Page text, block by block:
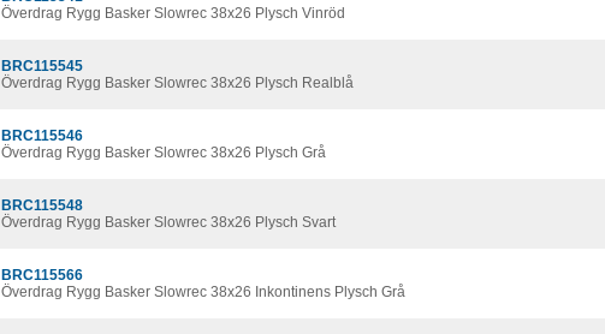
Överdrag Rygg Basker Slowrec 38x26 Plysch Vinröd
BRC115545
Överdrag Rygg Basker Slowrec 38x26 Plysch Realblå
BRC115546
Överdrag Rygg Basker Slowrec 38x26 Plysch Grå
BRC115548
Överdrag Rygg Basker Slowrec 38x26 Plysch Svart
BRC115566
Överdrag Rygg Basker Slowrec 38x26 Inkontinens Plysch Grå